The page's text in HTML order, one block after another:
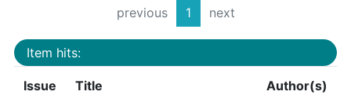
previous 1 next
Item hits:
Issue
Title Author(s)